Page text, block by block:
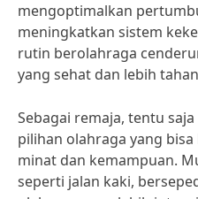
mengoptimalkan
meningkatkan sistem
rutin berolahraga
yang sehat dan lebih
Sebagai remaja, tentu
pilihan olahraga yang
minat dan kemampuan.
seperti jalan kaki,